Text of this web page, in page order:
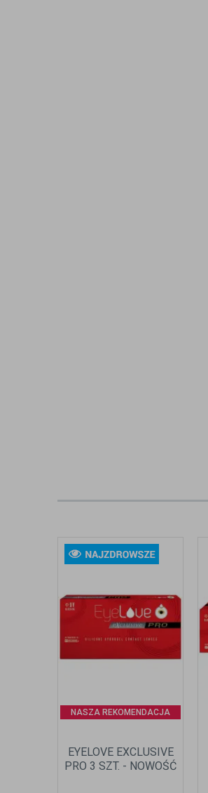
NASZA REKOMENDACJA
EYELOVE EXCLUSIVE
PRO 3 SZT. - NOWOŚĆ